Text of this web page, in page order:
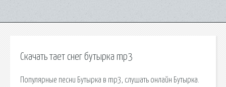
Скачать тает снег бутырка mp3
Популярные песни Бутырка в mp3, слушать онлайн Бутырка.